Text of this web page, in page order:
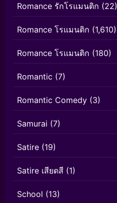
Romance รักโรแมนติก (22)
Romance โรแมนติก (1,610)
Romance โรแมนติก (180)
Romantic (7)
Romantic Comedy (3)
Samurai (7)
Satire (19)
Satire เสียดสี (1)
School (13)